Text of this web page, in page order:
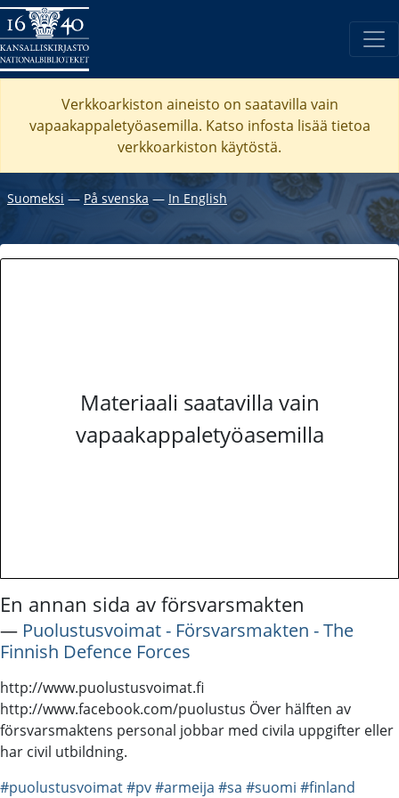
Verkkoarkiston aineisto on saatavilla vain
vapaakappaletyöasemilla. Katso infosta lisää tietoa
verkkoarkiston käytöstä.
Suomeksi ― På svenska ― In English
Materiaali saatavilla vain
vapaakappaletyöasemilla
En annan sida av försvarsmakten
― Puolustusvoimat - Försvarsmakten - The
Finnish Defence Forces
http://www.puolustusvoimat.fi
http://www.facebook.com/puolustus Över hälften av
försvarsmaktens personal jobbar med civila uppgifter eller
har civil utbildning.
#puolustusvoimat#pv#armeija #sa #suomi #finland